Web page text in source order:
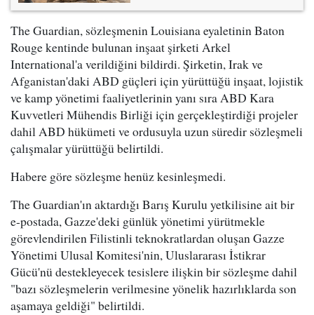
The Guardian, sözleşmenin Louisiana eyaletinin Baton
Rouge kentinde bulunan inşaat şirketi Arkel
International'a verildiğini bildirdi. Şirketin, Irak ve
Afganistan'daki ABD güçleri için yürüttüğü inşaat, lojistik
ve kamp yönetimi faaliyetlerinin yanı sıra ABD Kara
Kuvvetleri Mühendis Birliği için gerçekleştirdiği projeler
dahil ABD hükümeti ve ordusuyla uzun süredir sözleşmeli
çalışmalar yürüttüğü belirtildi.
Habere göre sözleşme henüz kesinleşmedi.
The Guardian'ın aktardığı Barış Kurulu yetkilisine ait bir
e-postada, Gazze'deki günlük yönetimi yürütmekle
görevlendirilen Filistinli teknokratlardan oluşan Gazze
Yönetimi Ulusal Komitesi'nin, Uluslararası İstikrar
Gücü'nü destekleyecek tesislere ilişkin bir sözleşme dahil
"bazı sözleşmelerin verilmesine yönelik hazırlıklarda son
aşamaya geldiği" belirtildi.